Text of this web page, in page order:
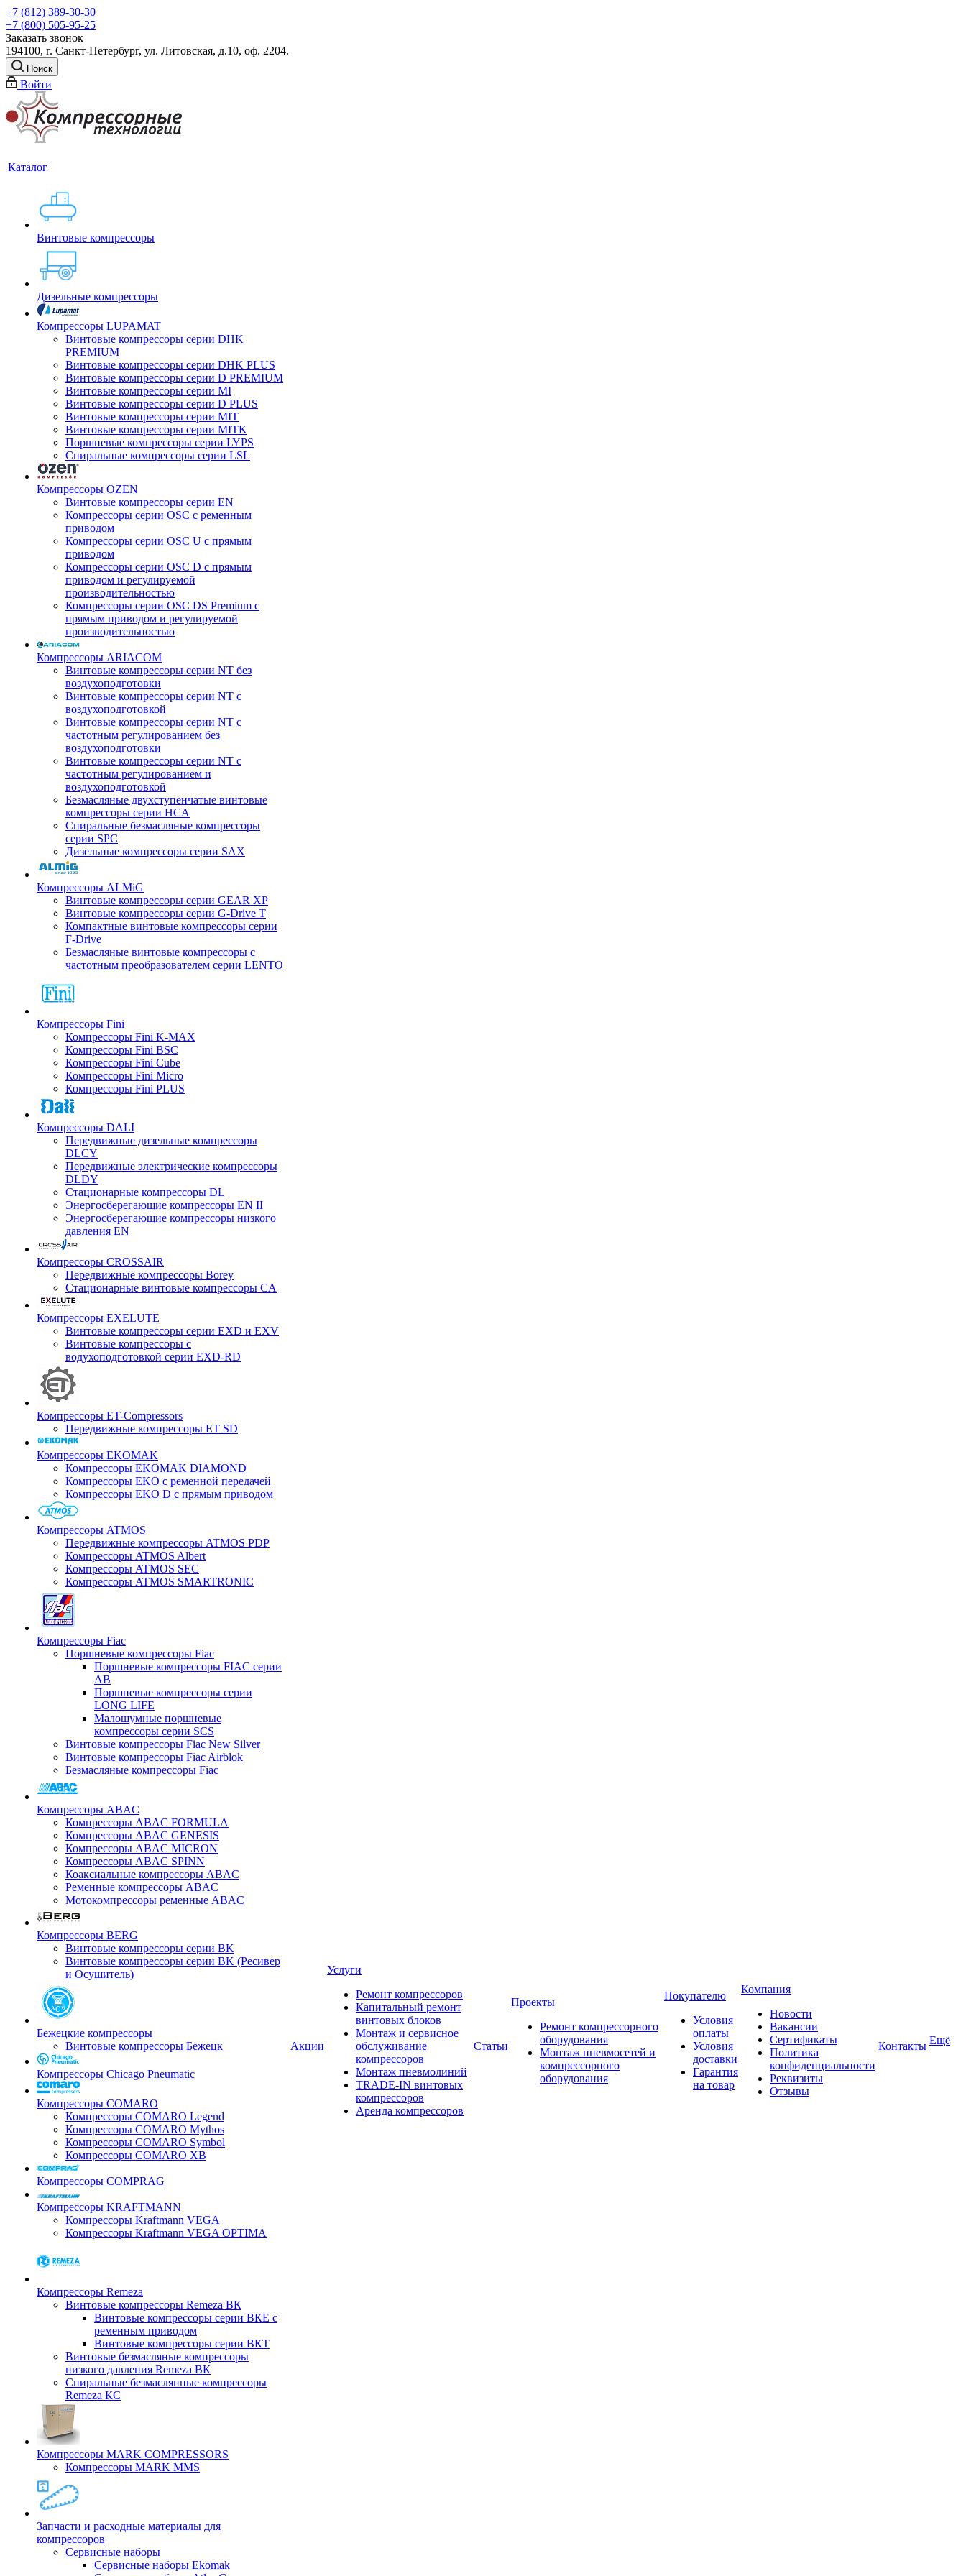
+7 (812) 389-30-30
+7 (800) 505-95-25
Заказать звонок
194100, г. Санкт-Петербург, ул. Литовская, д.10, оф. 2204.
Поиск
Войти
Каталог
Винтовые компрессоры
Дизельные компрессоры
Компрессоры LUPAMAT
Винтовые компрессоры серии DHK
PREMIUM
Винтовые компрессоры серии DHK PLUS
Винтовые компрессоры серии D PREMIUM
Винтовые компрессоры серии MI
Винтовые компрессоры серии D PLUS
Винтовые компрессоры серии MIT
Винтовые компрессоры серии MITK
Поршневые компрессоры серии LYPS
Спиральные компрессоры серии LSL
Компрессоры OZEN
Винтовые компрессоры серии EN
Компрессоры серии OSC с ременным
приводом
Компрессоры серии OSC U с прямым
приводом
Компрессоры серии OSC D с прямым
приводом и регулируемой
производительностью
Компрессоры серии OSC DS Premium с
прямым приводом и регулируемой
производительностью
Компрессоры ARIACOM
Винтовые компрессоры серии NT без
воздухоподготовки
Винтовые компрессоры серии NT c
воздухоподготовкой
Винтовые компрессоры серии NT с
частотным регулированием без
воздухоподготовки
Винтовые компрессоры серии NT с
частотным регулированием и
воздухоподготовкой
Безмасляные двухступенчатые винтовые
компрессоры серии HCA
Спиральные безмасляные компрессоры
серии SPC
Дизельные компрессоры серии SAX
Компрессоры ALMiG
Винтовые компрессоры серии GEAR XP
Винтовые компрессоры серии G-Drive T
Компактные винтовые компрессоры серии
F-Drive
Безмасляные винтовые компрессоры с
частотным преобразователем серии LENTO
Компрессоры Fini
Компрессоры Fini K-MAX
Компрессоры Fini BSC
Компрессоры Fini Cube
Компрессоры Fini Micro
Компрессоры Fini PLUS
Компрессоры DALI
Передвижные дизельные компрессоры
DLCY
Передвижные электрические компрессоры
DLDY
Стационарные компрессоры DL
Энергосберегающие компрессоры EN II
Энергосберегающие компрессоры низкого
давления EN
Компрессоры CROSSAIR
Передвижные компрессоры Borey
Стационарные винтовые компрессоры CA
Компрессоры EXELUTE
Винтовые компрессоры серии EXD и EXV
Винтовые компрессоры с
водухоподготовкой серии EXD-RD
Компрессоры ET-Compressors
Передвижные компрессоры ET SD
Компрессоры EKOMAK
Компрессоры EKOMAK DIAMOND
Компрессоры EKO c ременной передачей
Компрессоры EKO D с прямым приводом
Компрессоры ATMOS
Передвижные компрессоры ATMOS PDP
Компрессоры ATMOS Albert
Компрессоры ATMOS SEC
Компрессоры ATMOS SMARTRONIC
Компрессоры Fiac
Поршневые компрессоры Fiac
Поршневые компрессоры FIAC серии
AB
Поршневые компрессоры серии
LONG LIFE
Малошумные поршневые
компрессоры серии SCS
Винтовые компрессоры Fiac New Silver
Винтовые компрессоры Fiac Airblok
Безмасляные компрессоры Fiac
Компрессоры ABAC
Компрессоры ABAC FORMULA
Компрессоры ABAC GENESIS
Компрессоры ABAC MICRON
Компрессоры ABAC SPINN
Коаксиальные компрессоры ABAC
Ременные компрессоры ABAC
Мотокомпрессоры ременные ABAC
Компрессоры BERG
Винтовые компрессоры серии BK
Винтовые компрессоры серии BK (Ресивер
и Осушитель)
Бежецкие компрессоры
Винтовые компрессоры Бежецк
Компрессоры Chicago Pneumatic
Компрессоры COMARO
Компрессоры COMARO Legend
Компрессоры COMARO Mythos
Компрессоры COMARO Symbol
Компрессоры COMARO XB
Компрессоры COMPRAG
Компрессоры KRAFTMANN
Компрессоры Kraftmann VEGA
Компрессоры Kraftmann VEGA OPTIMA
Компрессоры Remeza
Винтовые компрессоры Remeza ВК
Винтовые компрессоры серии ВКЕ с
ременным приводом
Винтовые компрессоры серии ВКТ
Винтовые безмасляные компрессоры
низкого давления Remeza ВК
Спиральные безмаслянные компрессоры
Remeza КС
Компрессоры MARK COMPRESSORS
Компрессоры MARK MMS
Запчасти и расходные материалы для
компрессоров
Cервисные наборы
Сервисные наборы Ekomak
Акции
Услуги
Ремонт компрессоров
Капитальный ремонт
винтовых блоков
Монтаж и сервисное
обслуживание
компрессоров
Монтаж пневмолиний
TRADE-IN винтовых
компрессоров
Аренда компрессоров
Статьи
Проекты
Ремонт компрессорного
оборудования
Монтаж пневмосетей и
компрессорного
оборудования
Покупателю
Условия
оплаты
Условия
доставки
Гарантия
на товар
Компания
Новости
Вакансии
Сертификаты
Политика
конфиденциальности
Реквизиты
Отзывы
Контакты Ещё